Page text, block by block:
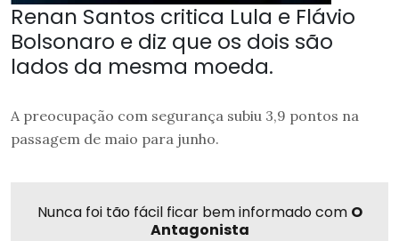
Renan Santos critica Lula e Flávio
Bolsonaro e diz que os dois são
lados da mesma moeda.
A preocupação com segurança subiu 3,9 pontos na
passagem de maio para junho.
Nunca foi tão fácil ficar bem informado com O
Antagonista